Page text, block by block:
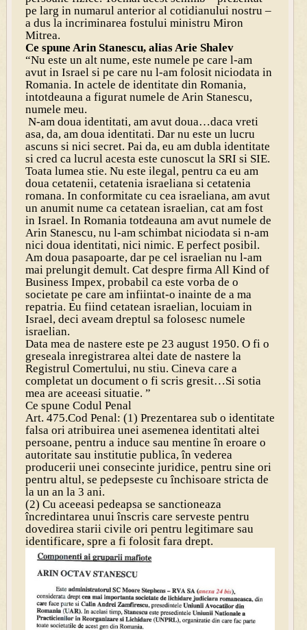
pe larg in numarul anterior al cotidianului nostru –
a dus la incriminarea fostului ministru Miron
Mitrea.
Ce spune Arin Stanescu, alias Arie Shalev
“Nu este un alt nume, este numele pe care l-am
avut in Israel si pe care nu l-am folosit niciodata in
Romania. In actele de identitate din Romania,
intotdeauna a figurat numele de Arin Stanescu,
numele meu.
N-am doua identitati, am avut doua…daca vreti
asa, da, am doua identitati. Dar nu este un lucru
ascuns si nici secret. Pai da, eu am dubla identitate
si cred ca lucrul acesta este cunoscut la SRI si SIE.
Toata lumea stie. Nu este ilegal, pentru ca eu am
doua cetatenii, cetatenia israeliana si cetatenia
romana. In conformitate cu cea israeliana, am avut
un anumit nume ca cetatean israelian, cat am fost
in Israel. In Romania totdeauna am avut numele de
Arin Stanescu, nu l-am schimbat niciodata si n-am
nici doua identitati, nici nimic. E perfect posibil.
Am doua pasapoarte, dar pe cel israelian nu l-am
mai prelungit demult. Cat despre firma All Kind of
Business Impex, probabil ca este vorba de o
societate pe care am infiintat-o inainte de a ma
repatria. Eu fiind cetatean israelian, locuiam in
Israel, deci aveam dreptul sa folosesc numele
israelian.
Data mea de nastere este pe 23 august 1950. O fi o
greseala inregistrarea altei date de nastere la
Registrul Comertului, nu stiu. Cineva care a
completat un document o fi scris gresit…Si sotia
mea are aceeasi situatie. ”
Ce spune Codul Penal
Art. 475.Cod Penal: (1) Prezentarea sub o identitate
falsa ori atribuirea unei asemenea identitati altei
persoane, pentru a induce sau mentine în eroare o
autoritate sau institutie publica, în vederea
producerii unei consecinte juridice, pentru sine ori
pentru altul, se pedepseste cu închisoare stricta de
la un an la 3 ani.
(2) Cu aceeasi pedeapsa se sanctioneaza
încredintarea unui înscris care serveste pentru
dovedirea starii civile ori pentru legitimare sau
identificare, spre a fi folosit fara drept.